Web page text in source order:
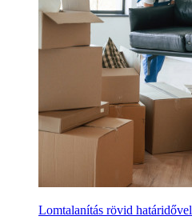
Lomtalanítás rövid határidővel